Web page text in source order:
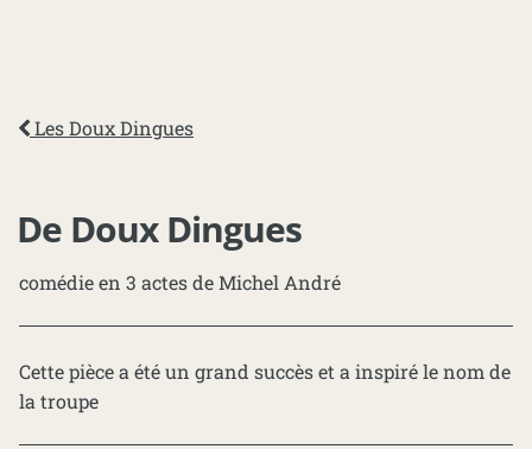
Les Doux Dingues
De Doux Dingues
comédie en 3 actes de Michel André
Cette pièce a été un grand succès et a inspiré le nom de
la troupe